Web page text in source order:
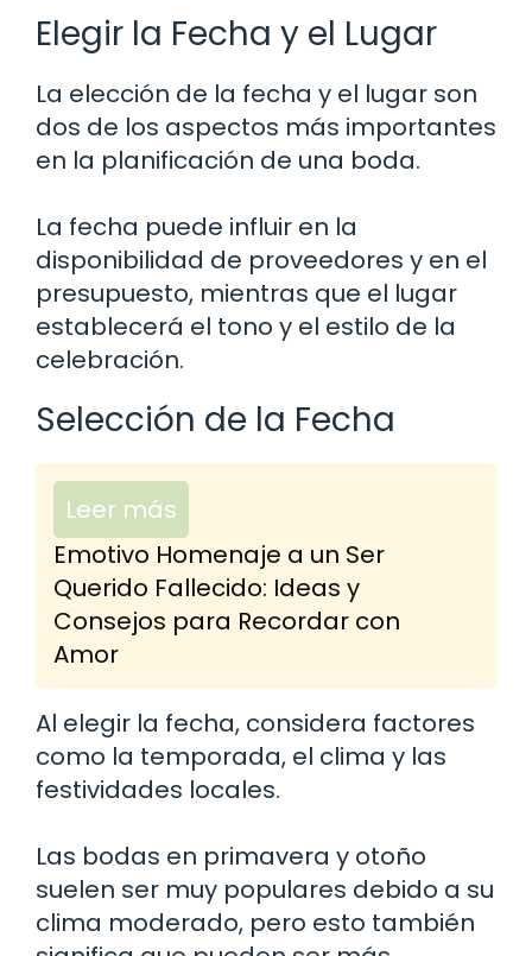
Elegir la Fecha y el Lugar
La elección de la fecha y el lugar son
dos de los aspectos más importantes
en la planificación de una boda.
La fecha puede influir en la
disponibilidad de proveedores y en el
presupuesto, mientras que el lugar
establecerá el tono y el estilo de la
celebración.
Selección de la Fecha
Leer más
Emotivo Homenaje a un Ser
Querido Fallecido: Ideas y
Consejos para Recordar con
Amor
Al elegir la fecha, considera factores
como la temporada, el clima y las
festividades locales.
Las bodas en primavera y otoño
suelen ser muy populares debido a su
clima moderado, pero esto también